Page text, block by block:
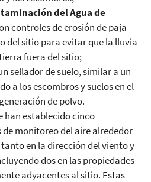
del Agua de
controles de erosión de paja
del sitio para evitar que la lluvia
fuera del sitio;
sellador de suelo, similar a un
a los escombros y suelos en el
de polvo.
han establecido cinco
monitoreo del aire alrededor
en la dirección del viento y
dos en las propiedades
adyacentes al sitio. Estas